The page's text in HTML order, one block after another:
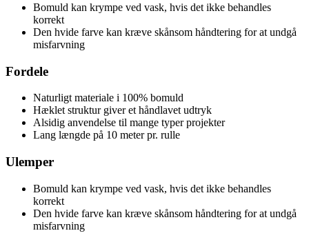
Bomuld kan krympe ved vask, hvis det ikke behandles
korrekt
Den hvide farve kan kræve skånsom håndtering for at undgå
misfarvning
Fordele
Naturligt materiale i 100% bomuld
Hæklet struktur giver et håndlavet udtryk
Alsidig anvendelse til mange typer projekter
Lang længde på 10 meter pr. rulle
Ulemper
Bomuld kan krympe ved vask, hvis det ikke behandles
korrekt
Den hvide farve kan kræve skånsom håndtering for at undgå
misfarvning